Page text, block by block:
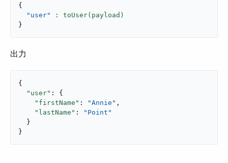
{
"user"
}
出力
{
"user" : {
"firstName" : "Annie" ,
"lastName" :
"Point"
  }
}